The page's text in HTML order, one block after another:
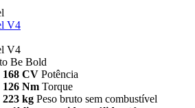
V4
V4
Be Bold
168 CV Potência
126 Nm Torque
223 kg Peso bruto sem combustível